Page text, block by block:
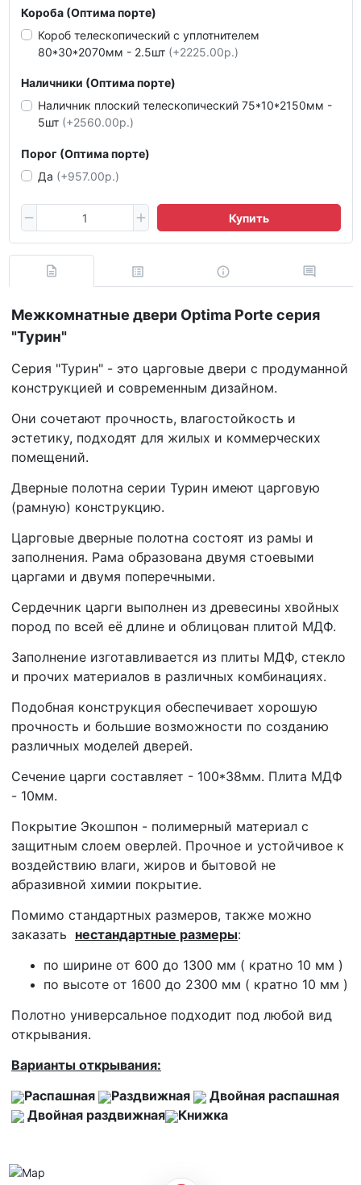
Короба (Оптима порте)
Короб телескопический с уплотнителем
80*30*2070мм - 2.5шт (+2225.00р.)
Наличники (Оптима порте)
Наличник плоский телескопический 75*10*2150мм -
5шт (+2560.00р.)
Порог (Оптима порте)
Да (+957.00р.)
Купить
Межкомнатные двери Optima Porte серия
"Турин"
Серия "Турин" - это царговые двери с продуманной
конструкцией и современным дизайном.
Они сочетают прочность, влагостойкость и
эстетику, подходят для жилых и коммерческих
помещений.
Дверные полотна серии Турин имеют царговую
(рамную) конструкцию.
Царговые дверные полотна состоят из рамы и
заполнения. Рама образована двумя стоевыми
царгами и двумя поперечными.
Сердечник царги выполнен из древесины хвойных
пород по всей её длине и облицован плитой МДФ.
Заполнение изготавливается из плиты МДФ, стекло
и прочих материалов в различных комбинациях.
Подобная конструкция обеспечивает хорошую
прочность и большие возможности по созданию
различных моделей дверей.
Сечение царги составляет - 100*38мм. Плита МДФ
- 10мм.
Покрытие Экошпон - полимерный материал с
защитным слоем оверлей. Прочное и устойчивое к
воздействию влаги, жиров и бытовой не
абразивной химии покрытие.
Помимо стандартных размеров, также можно
заказать нестандартные размеры:
по ширине от 600 до 1300 мм ( кратно 10 мм )
по высоте от 1600 до 2300 мм ( кратно 10 мм )
Полотно универсальное подходит под любой вид
открывания.
Варианты открывания:
Распашная
Раздвижная
Двойная распашная
Двойная раздвижная
Книжка